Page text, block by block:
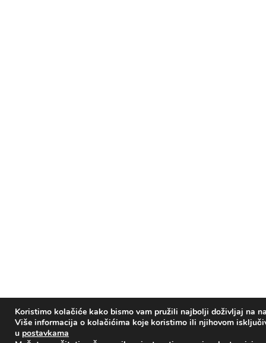
Koristimo kolačiće kako bismo vam pružili najbolji doživljaj na
Više informacija o kolačićima koje koristimo ili njihovom
u postavkama